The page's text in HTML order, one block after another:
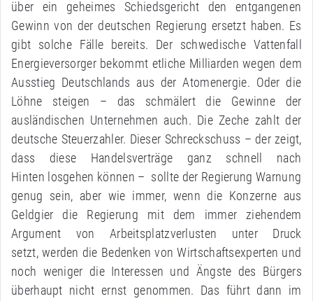
über ein geheimes Schiedsgericht den entgangenen
Gewinn von der deutschen Regierung ersetzt haben. Es
gibt solche Fälle bereits. Der schwedische Vattenfall
Energieversorger bekommt etliche Milliarden wegen dem
Ausstieg Deutschlands aus der Atomenergie. Oder die
Löhne steigen – das schmälert die Gewinne der
ausländischen Unternehmen auch. Die Zeche zahlt der
deutsche Steuerzahler. Dieser Schreckschuss – der zeigt,
dass diese Handelsverträge ganz schnell nach
Hinten losgehen können – sollte der Regierung Warnung
genug sein, aber wie immer, wenn die Konzerne aus
Geldgier die Regierung mit dem immer ziehendem
Argument von Arbeitsplatzverlusten unter Druck
setzt, werden die Bedenken von Wirtschaftsexperten und
noch weniger die Interessen und Ängste des Bürgers
überhaupt nicht ernst genommen. Das führt dann im